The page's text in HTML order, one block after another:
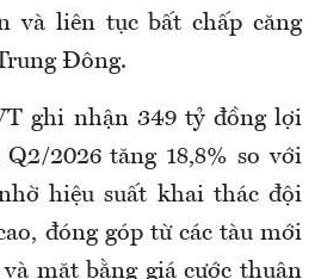
và liên tục bất chấp căng
Đông.
ghi nhận 349 tỷ đồng lợi
2026 tăng 18,8% so với
hiệu suất khai thác đội
đóng góp từ các tàu mới
mặt bằng giá cước thuận